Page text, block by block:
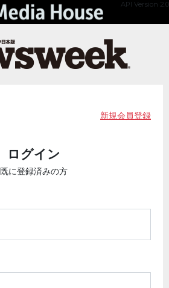
API Version 2.0
新規会員登録
ログイン
既に登録済みの方